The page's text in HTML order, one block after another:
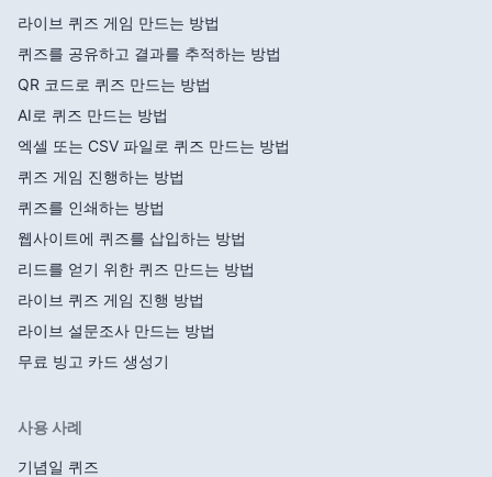
라이브 퀴즈 게임 만드는 방법
퀴즈를 공유하고 결과를 추적하는 방법
QR 코드로 퀴즈 만드는 방법
AI로 퀴즈 만드는 방법
엑셀 또는 CSV 파일로 퀴즈 만드는 방법
퀴즈 게임 진행하는 방법
퀴즈를 인쇄하는 방법
웹사이트에 퀴즈를 삽입하는 방법
리드를 얻기 위한 퀴즈 만드는 방법
라이브 퀴즈 게임 진행 방법
라이브 설문조사 만드는 방법
무료 빙고 카드 생성기
사용 사례
기념일 퀴즈